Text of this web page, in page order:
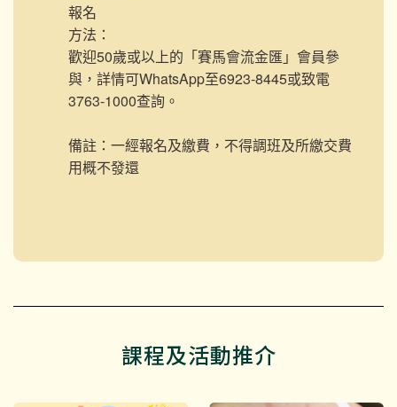
報名
方法：
歡迎50歲或以上的「賽馬會流金匯」會員參
與，詳情可WhatsApp至6923-8445或致電
3763-1000查詢。
備註：一經報名及繳費，不得調班及所繳交費
用概不發還
課程及活動推介